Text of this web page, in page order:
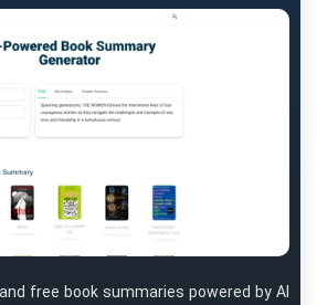
free book summaries powered by AI